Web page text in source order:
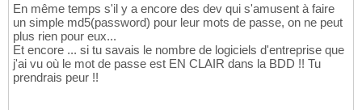
En même temps s'il y a encore des dev qui s'amusent à faire
un simple md5(password) pour leur mots de passe, on ne peut
plus rien pour eux...
Et encore ... si tu savais le nombre de logiciels d'entreprise que
j'ai vu où le mot de passe est EN CLAIR dans la BDD !! Tu
prendrais peur !!